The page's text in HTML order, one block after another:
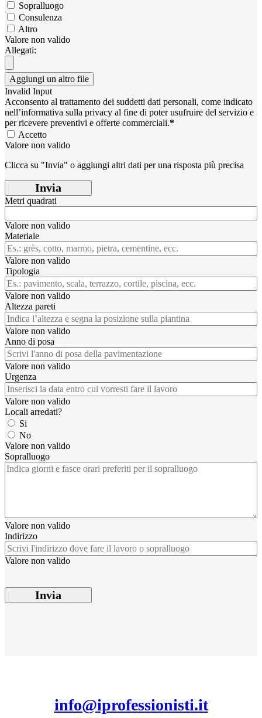
Sopralluogo
Consulenza
Altro
Valore non valido
Allegati:
Aggiungi un altro file
Invalid Input
Acconsento al trattamento dei suddetti dati personali, come indicato
nell’informativa sulla privacy al fine di poter usufruire del servizio e
per ricevere preventivi e offerte commerciali.*
Accetto
Valore non valido
Clicca su "Invia" o aggiungi altri dati per una risposta più precisa
Invia
Metri quadrati
Valore non valido
Materiale
Valore non valido
Tipologia
Valore non valido
Altezza pareti
Valore non valido
Anno di posa
Valore non valido
Urgenza
Valore non valido
Locali arredati?
Si
No
Valore non valido
Sopralluogo
Valore non valido
Indirizzo
Valore non valido
Invia
info@iprofessionisti.it